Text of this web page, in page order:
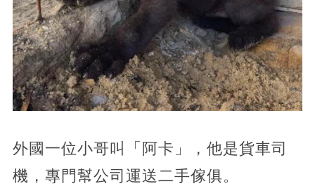
外國一位小哥叫「阿卡」，他是貨車司
機，專門幫公司運送二手傢俱。